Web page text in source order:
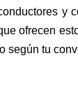
y
ofrecen
según tu